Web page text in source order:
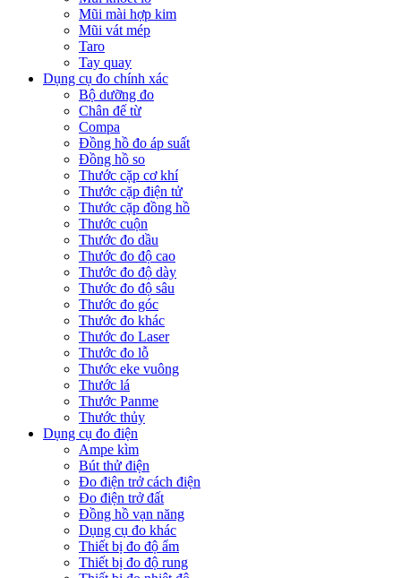
Mũi mài hợp kim
Mũi vát mép
Taro
Tay quay
Dụng cụ đo chính xác
Bộ dưỡng đo
Chân đế từ
Compa
Đồng hồ đo áp suất
Đồng hồ so
Thước cặp cơ khí
Thước cặp điện tử
Thước cặp đồng hồ
Thước cuộn
Thước đo dầu
Thước đo độ cao
Thước đo độ dày
Thước đo độ sâu
Thước đo góc
Thước đo khác
Thước đo Laser
Thước đo lỗ
Thước eke vuông
Thước lá
Thước Panme
Thước thủy
Dụng cụ đo điện
Ampe kìm
Bút thử điện
Đo điện trở cách điện
Đo điện trở đất
Đồng hồ vạn năng
Dụng cụ đo khác
Thiết bị đo độ ẩm
Thiết bị đo độ rung